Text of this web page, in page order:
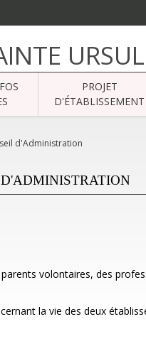
PROJET
D'ÉTABLISSEMENT
d'Administration
volontaires, des
la vie des deux